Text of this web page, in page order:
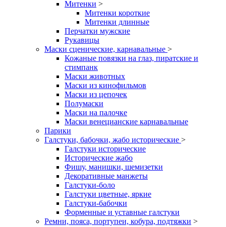
Митенки >
Митенки короткие
Митенки длинные
Перчатки мужские
Рукавицы
Маски сценические, карнавальные >
Кожаные повязки на глаз, пиратские и
стимпанк
Маски животных
Маски из кинофильмов
Маски из цепочек
Полумаски
Маски на палочке
Маски венецианские карнавальные
Парики
Галстуки, бабочки, жабо исторические >
Галстуки исторические
Исторические жабо
Фишу, манишки, шемизетки
Декоративные манжеты
Галстуки-боло
Галстуки цветные, яркие
Галстуки-бабочки
Форменные и уставные галстуки
Ремни, пояса, портупеи, кобура, подтяжки >